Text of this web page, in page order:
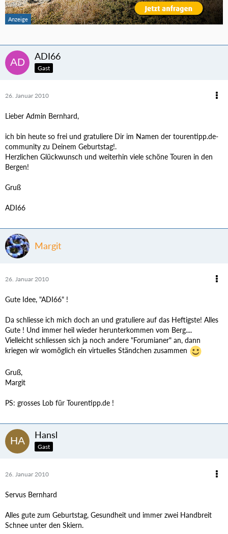
ADI66
Gast
26. Januar 2010
Lieber Admin Bernhard,
ich bin heute so frei und gratuliere Dir im Namen der tourentipp.de-
community zu Deinem Geburtstag!.
Herzlichen Glückwunsch und weiterhin viele schöne Touren in den
Bergen!
Gruß
ADI66
Margit
26. Januar 2010
Gute Idee, "ADI66" !
Da schliesse ich mich doch an und gratuliere auf das Heftigste! Alles
Gute ! Und immer heil wieder herunterkommen vom Berg....
Vielleicht schliessen sich ja noch andere "Forumianer" an, dann
kriegen wir womöglich ein virtuelles Ständchen zusammen
Gruß,
Margit
PS: grosses Lob für Tourentipp.de !
Hansl
Gast
26. Januar 2010
Servus Bernhard
Alles gute zum Geburtstag, Gesundheit und immer zwei Handbreit
Schnee unter den Skiern.